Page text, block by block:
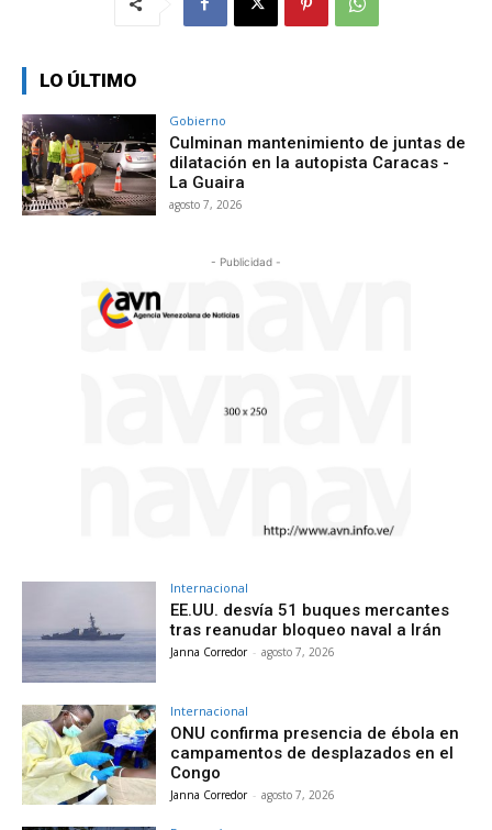
LO ÚLTIMO
Gobierno
Culminan mantenimiento de juntas de
dilatación en la autopista Caracas -
La Guaira
agosto 7, 2026
- Publicidad -
Internacional
EE.UU. desvía 51 buques mercantes
tras reanudar bloqueo naval a Irán
Janna Corredor - agosto 7, 2026
Internacional
ONU confirma presencia de ébola en
campamentos de desplazados en el
Congo
Janna Corredor - agosto 7, 2026